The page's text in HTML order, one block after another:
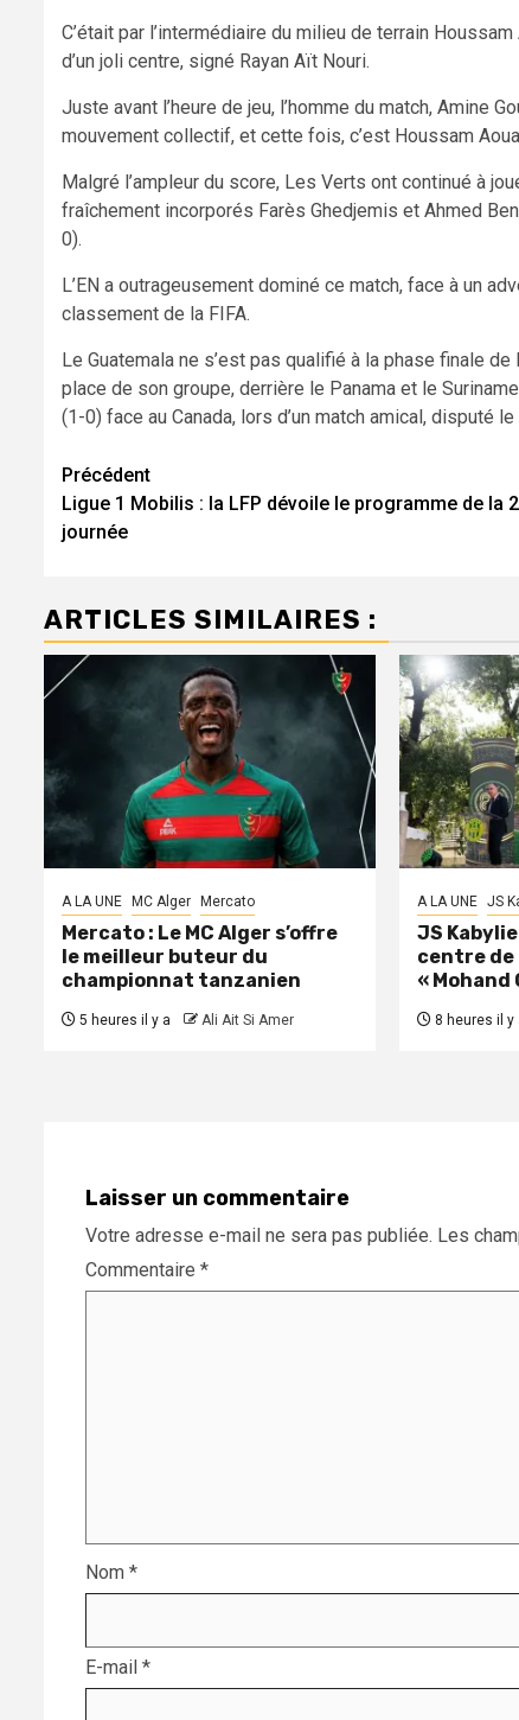
C’était par l’intermédiaire du milieu de terrain
d’un joli centre, signé Rayan Aït Nouri.
Juste avant l’heure de jeu, l’homme du match, Amine
mouvement collectif, et cette fois, c’est Houssam
Malgré l’ampleur du score, Les Verts ont continué à
fraîchement incorporés Farès Ghedjemis et Ahmed
0).
L’EN a outrageusement dominé ce match, face à un
classement de la FIFA.
Le Guatemala ne s’est pas qualifié à la phase finale
place de son groupe, derrière le Panama et le
(1-0) face au Canada, lors d’un match amical, disputé le
Navigation
d’article
Précédent
Ligue 1 Mobilis : la LFP dévoile le programme de la
journée
ARTICLES SIMILAIRES :
A LA UNE MC Alger Mercato
Mercato : Le MC Alger s’offre
le meilleur buteur du
championnat tanzanien
5 heures il y a Ali Ait Si Amer
A LA UNE JS
JS
centre
«
8 heures il y
Laisser un commentaire
Votre adresse e-mail ne sera pas publiée. Les
Commentaire *
Nom *
E-mail *